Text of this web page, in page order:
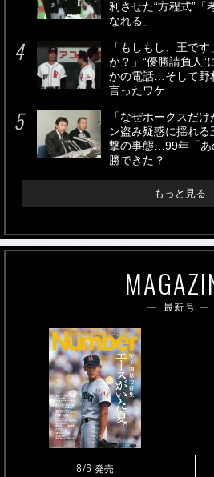
利させた“方程式”「
なれる」
「もしもし、王で
か？」“優勝請負人”
かの電話…そして野
言ったワケ
「なぜホークスだ
ン盗み疑惑に揺れ
撃の事態…99年「あ
勝できた？
もっと見る
最新号
8/6 発売